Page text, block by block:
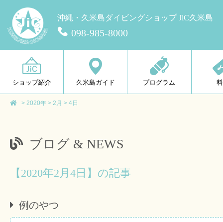
沖縄・久米島ダイビングショップ JiC久米島
098-985-8000
ショップ紹介 久米島ガイド プログラム
> 2020年 > 2月 > 4日
ブログ & NEWS
【2020年2月4日】の記事
例のやつ